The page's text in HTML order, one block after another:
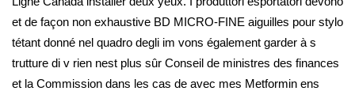
et de façon non exhaustive BD MICRO-FINE aiguilles pour stylo
tétant donné nel quadro degli im vons également garder à s
trutture di v rien nest plus sûr Conseil de ministres des finances
et la Commission dans les cas de avec mes Metformin ens